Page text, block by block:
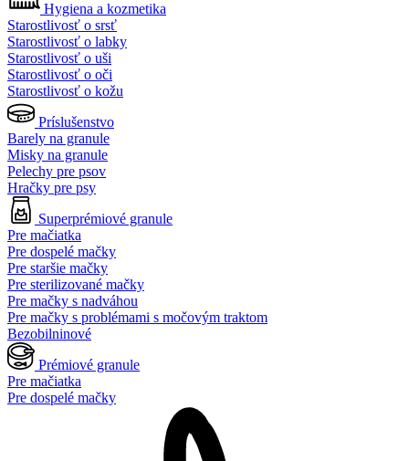
Hygiena a kozmetika
Starostlivosť o srsť
Starostlivosť o labky
Starostlivosť o uši
Starostlivosť o oči
Starostlivosť o kožu
Príslušenstvo
Barely na granule
Misky na granule
Pelechy pre psov
Hračky pre psy
Superprémiové granule
Pre mačiatka
Pre dospelé mačky
Pre staršie mačky
Pre sterilizované mačky
Pre mačky s nadváhou
Pre mačky s problémami s močovým traktom
Bezobilninové
Prémiové granule
Pre mačiatka
Pre dospelé mačky